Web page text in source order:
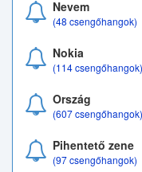
Nevem
(48 csengőhangok)
Nokia
(114 csengőhangok)
Ország
(607 csengőhangok)
Pihentető zene
(97 csengőhangok)